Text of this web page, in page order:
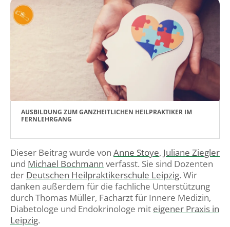
AUSBILDUNG ZUM GANZHEITLICHEN HEILPRAKTIKER IM
FERNLEHRGANG
Dieser Beitrag wurde von Anne Stoye, Juliane Ziegler
und Michael Bochmann verfasst. Sie sind Dozenten
der Deutschen Heilpraktikerschule Leipzig. Wir
danken außerdem für die fachliche Unterstützung
durch Thomas Müller, Facharzt für Innere Medizin,
Diabetologe und Endokrinologe mit eigener Praxis in
Leipzig.